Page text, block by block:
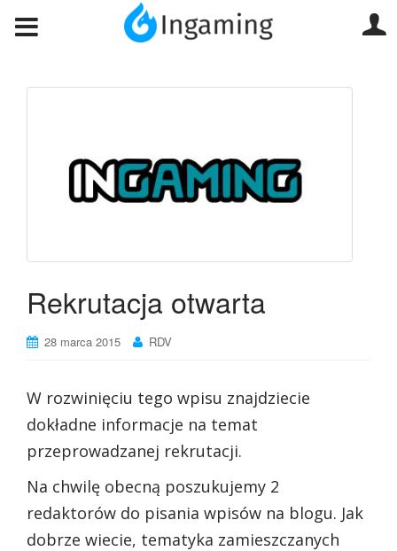
Rekrutacja otwarta
28 marca 2015 RDV
W rozwinięciu tego wpisu znajdziecie
dokładne informacje na temat
przeprowadzanej rekrutacji.
Na chwilę obecną poszukujemy 2
redaktorów do pisania wpisów na blogu. Jak
dobrze wiecie, tematyka zamieszczanych